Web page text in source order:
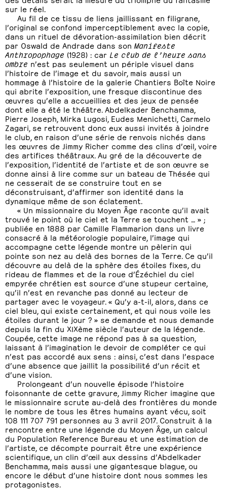
sur le réel.
Au fil de ce tissu de liens jaillissant en filigrane,
l’original se confond imperceptiblement avec la copie,
dans un rituel de dévoration-assimilation bien décrit
par Oswald de Andrade dans son Manifeste
Anthropophage (1928) : car Le club de l’heure sans
ombre n’est pas seulement un périple visuel dans
l’histoire de l’image et du savoir, mais aussi un
hommage à l’histoire de la galerie Chantiers Boîte Noire
qui abrite l’exposition, une fresque discontinue des
œuvres qu’elle a accueillies et des jeux de pensée
dont elle a été le théâtre. Abdelkader Benchamma,
Pierre Joseph, Mirka Lugosi, Eudes Menichetti, Carmelo
Zagari, se retrouvent donc eux aussi invités à joindre
le club, en raison d’une série de renvois nichés dans
les œuvres de Jimmy Richer comme des clins d’œil, voire
des artifices théâtraux. Au gré de la découverte de
l’exposition, l’identité de l’artiste et de son œuvre se
donne ainsi à lire comme sur un bateau de Thésée qui
ne cesserait de se construire tout en se
déconstruisant, d’affirmer son identité dans la
dynamique même de son éclatement.
« Un missionnaire du Moyen Âge raconte qu’il avait
trouvé le point où le ciel et la Terre se touchent … » ;
publiée en 1888 par Camille Flammarion dans un livre
consacré à la météorologie populaire, l’image qui
accompagne cette légende montre un pèlerin qui
pointe son nez au delà des bornes de la Terre. Ce qu’il
découvre au delà de la sphère des étoiles fixes, du
rideau de flammes et de la roue d’Ézéchiel du ciel
empyrée chrétien est source d’une stupeur certaine,
qu’il n’est en revanche pas donné au lecteur de
partager avec le voyageur. « Qu’y a-t-il, alors, dans ce
ciel bleu, qui existe certainement, et qui nous voile les
étoiles durant le jour ? » se demande et nous demande
depuis la fin du XIXème siècle l’auteur de la légende.
Coupée, cette image ne répond pas à sa question,
laissant à l’imagination le devoir de compléter ce qui
n’est pas accordé aux sens : ainsi, c’est dans l’espace
d’une absence que jaillit la possibilité d’un récit et
d’une vision.
Prolongeant d’un nouvelle épisode l’histoire
foisonnante de cette gravure, Jimmy Richer imagine que
le missionnaire scrute au-delà des frontières du monde
le nombre de tous les êtres humains ayant vécu, soit
108 111 707 791 personnes au 3 avril 2017. Construit à la
rencontre entre une légende du Moyen Âge, un calcul
du Population Reference Bureau et une estimation de
l’artiste, ce décompte pourrait être une expérience
scientifique, un clin d’œil aux dessins d’Abdelkader
Benchamma, mais aussi une gigantesque blague, ou
encore le début d’une histoire dont nous sommes les
protagonistes.